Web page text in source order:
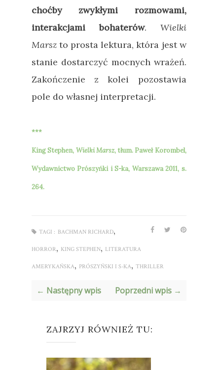
choćby zwykłymi rozmowami,
interakcjami bohaterów. Wielki
Marsz to prosta lektura, która jest w
stanie dostarczyć mocnych wrażeń.
Zakończenie z kolei pozostawia
pole do własnej interpretacji.
***
King Stephen, Wielki Marsz, tłum. Paweł Korombel,
Wydawnictwo Prószyńki i S-ka, Warszawa 2011, s.
264.
TAGI : BACHMAN RICHARD,
HORROR, KING STEPHEN, LITERATURA
AMERYKAŃSKA, PRÓSZYŃSKI I S-KA, THRILLER
← Następny wpis Poprzedni wpis →
ZAJRZYJ RÓWNIEŻ TU: